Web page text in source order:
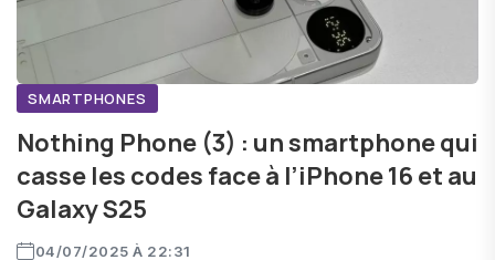
SMARTPHONES
Nothing Phone (3) : un smartphone qui
casse les codes face à l’iPhone 16 et au
Galaxy S25
04/07/2025 À 22:31